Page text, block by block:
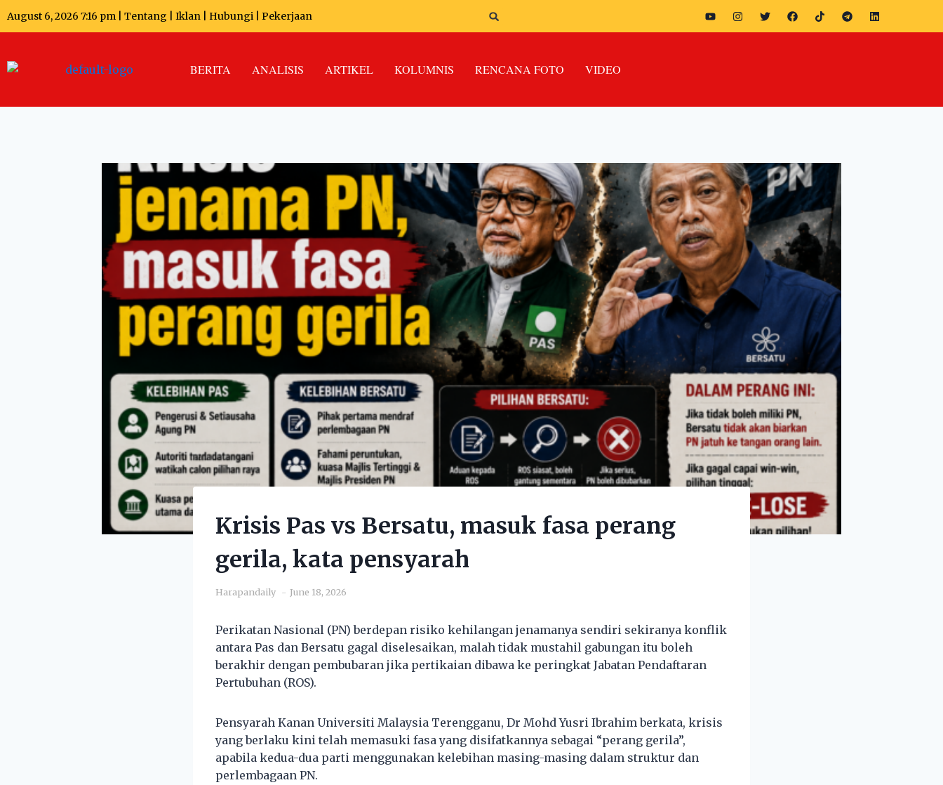
August 6, 2026 7:16 pm | Tentang Iklan Hubungi Pekerjaan
BERITA ANALISIS ARTIKEL KOLUMNIS RENCANA FOTO VIDEO
Krisis Pas vs Bersatu, masuk fasa perang
gerila, kata pensyarah
Harapandaily June 18, 2026
Perikatan Nasional (PN) berdepan risiko kehilangan jenamanya sendiri sekiranya konflik
antara Pas dan Bersatu gagal diselesaikan, malah tidak mustahil gabungan itu boleh
berakhir dengan pembubaran jika pertikaian dibawa ke peringkat Jabatan Pendaftaran
Pertubuhan (ROS).
Pensyarah Kanan Universiti Malaysia Terengganu, Dr Mohd Yusri Ibrahim berkata, krisis
yang berlaku kini telah memasuki fasa yang disifatkannya sebagai “perang gerila”,
apabila kedua-dua parti menggunakan kelebihan masing-masing dalam struktur dan
perlembagaan PN.